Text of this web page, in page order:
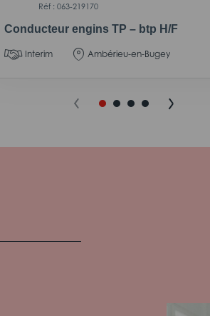
Réf : 063-219170
Conducteur engins TP – btp H/F
Interim Ambérieu-en-Bugey